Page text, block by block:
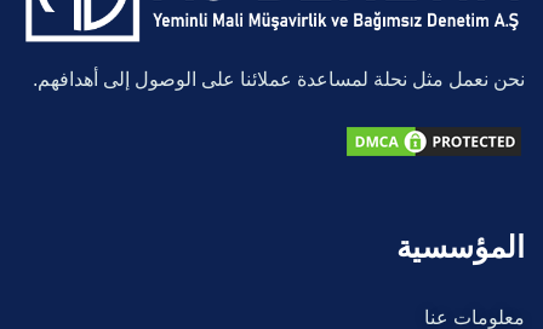
نحن نعمل مثل نحلة لمساعدة عملائنا على الوصول إلى أهدافهم.
المؤسسية
معلومات عنا